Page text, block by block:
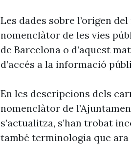
Les dades sobre l’origen
nomenclàtor de les vies
de Barcelona o d’aquest
d’accés a la informació
En les descripcions dels
nomenclàtor de
s’actualitza, s’han trobat
també terminologia que